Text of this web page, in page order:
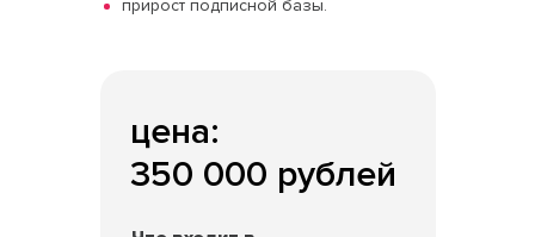
цена:
350 000 рублей
прирост подписной базы.